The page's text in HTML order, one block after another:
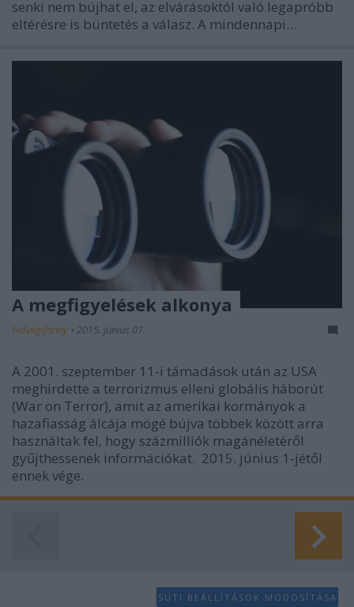
senki nem bújhat el, az elvárásoktól való legapróbb
eltérésre is büntetés a válasz. A mindennapi…
A megfigyelések alkonya
hidvégifanny • 2015. június 07.
A 2001. szeptember 11-i támadások után az USA
meghirdette a terrorizmus elleni globális háborút
(War on Terror), amit az amerikai kormányok a
hazafiasság álcája mögé bújva többek között arra
használtak fel, hogy százmilliók magánéletéről
gyűjthessenek információkat. 2015. június 1-jétől
ennek vége.
SÜTI BEÁLLÍTÁSOK MÓDOSÍTÁSA